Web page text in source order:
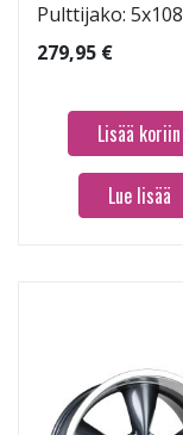
Pulttijako: 5x108
279,95 €
Lisää koriin
Lue lisää